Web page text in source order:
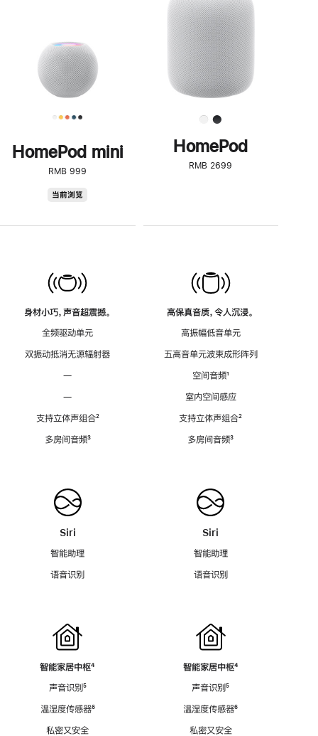
HomePod mini
RMB 999
当前浏览
身材小巧，声音超震撼。
全频驱动单元
双振动抵消无源辐射器
—
—
支持立体声组合脚
²
多房间音频脚
³
Siri
智能助理
语音识别
智能家居中枢脚
⁴
声音识别脚
⁵
温湿度传感器脚
⁶
私密又安全
了
解
HomePod<
HomePod
RMB 2699
高保真音质，令人沉浸。
高振幅低音单元
五高音单元波束成形阵列
空间音频脚
¹
室内空间感应
支持立体声组合脚
²
多房间音频脚
³
Siri
智能助理
语音识别
智能家居中枢脚
⁴
声音识别脚
⁵
温湿度传感器脚
⁶
私密又安全